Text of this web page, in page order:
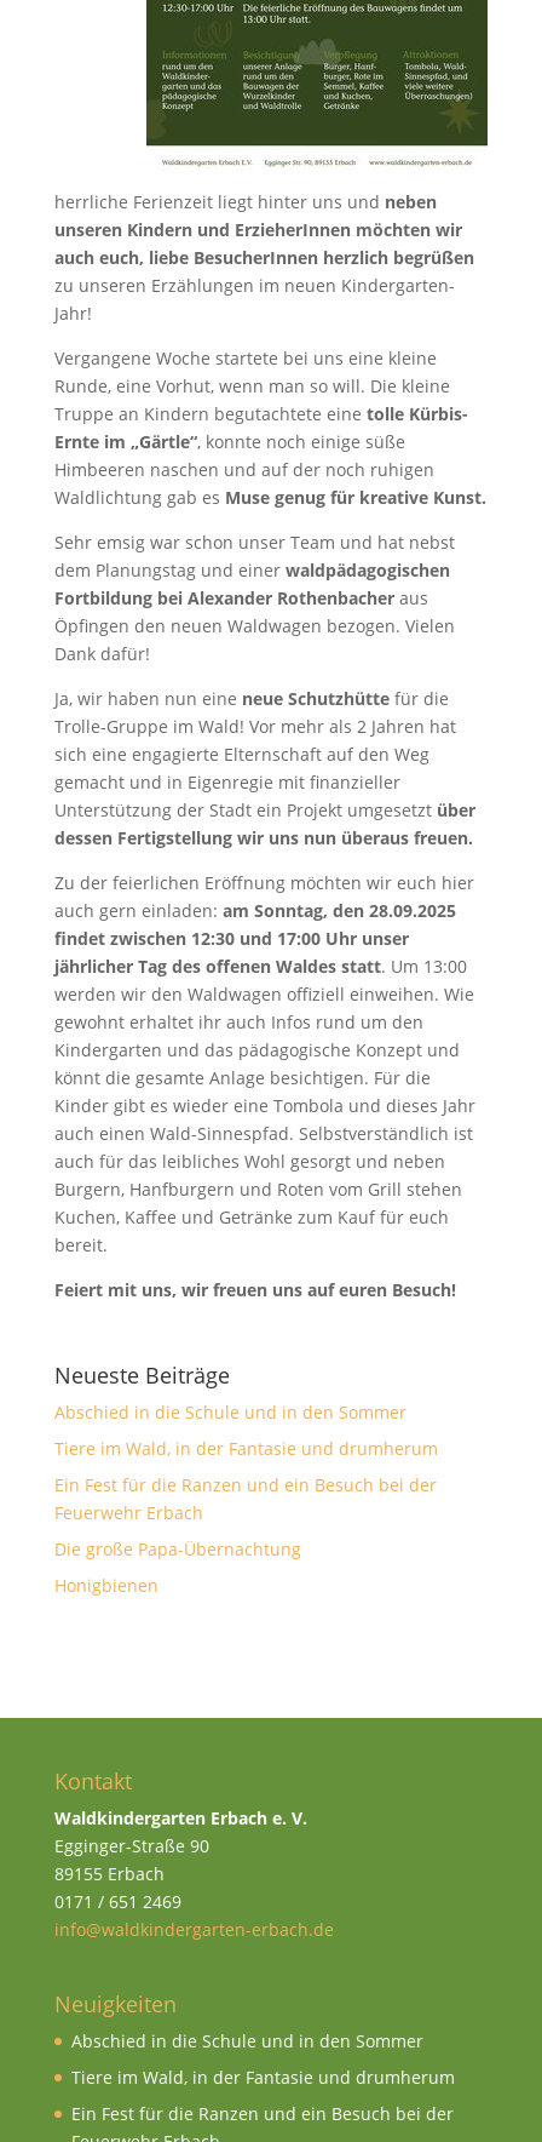
herrliche Ferienzeit liegt hinter uns und neben
unseren Kindern und ErzieherInnen möchten wir
auch euch, liebe BesucherInnen herzlich begrüßen
zu unseren Erzählungen im neuen Kindergarten-
Jahr!
Vergangene Woche startete bei uns eine kleine
Runde, eine Vorhut, wenn man so will. Die kleine
Truppe an Kindern begutachtete eine tolle Kürbis-
Ernte im „Gärtle“, konnte noch einige süße
Himbeeren naschen und auf der noch ruhigen
Waldlichtung gab es Muse genug für kreative Kunst.
Sehr emsig war schon unser Team und hat nebst
dem Planungstag und einer waldpädagogischen
Fortbildung bei Alexander Rothenbacheraus
Öpfingen den neuen Waldwagen bezogen. Vielen
Dank dafür!
Ja, wir haben nun eine neue Schutzhüttefür die
Trolle-Gruppe im Wald! Vor mehr als 2 Jahren hat
sich eine engagierte Elternschaft auf den Weg
gemacht und in Eigenregie mit finanzieller
Unterstützung der Stadt ein Projekt umgesetzt über
dessen Fertigstellung wir uns nun überaus freuen.
Zu der feierlichen Eröffnung möchten wir euch hier
auch gern einladen: am Sonntag, den 28.09.2025
findet zwischen 12:30 und 17:00 Uhr unser
jährlicher Tag des offenen Waldes statt. Um 13:00
werden wir den Waldwagen offiziell einweihen. Wie
gewohnt erhaltet ihr auch Infos rund um den
Kindergarten und das pädagogische Konzept und
könnt die gesamte Anlage besichtigen. Für die
Kinder gibt es wieder eine Tombola und dieses Jahr
auch einen Wald-Sinnespfad. Selbstverständlich ist
auch für das leibliches Wohl gesorgt und neben
Burgern, Hanfburgern und Roten vom Grill stehen
Kuchen, Kaffee und Getränke zum Kauf für euch
bereit.
Feiert mit uns, wir freuen uns auf euren Besuch!
Neueste Beiträge
Abschied in die Schule und in den Sommer
Tiere im Wald, in der Fantasie und drumherum
Ein Fest für die Ranzen und ein Besuch bei der
Feuerwehr Erbach
Die große Papa-Übernachtung
Honigbienen
Kontakt
Waldkindergarten Erbach e. V.
Egginger-Straße 90
89155 Erbach
0171 / 651 2469
info@waldkindergarten-erbach.de
Neuigkeiten
Abschied in die Schule und in den Sommer
Tiere im Wald, in der Fantasie und drumherum
Ein Fest für die Ranzen und ein Besuch bei der